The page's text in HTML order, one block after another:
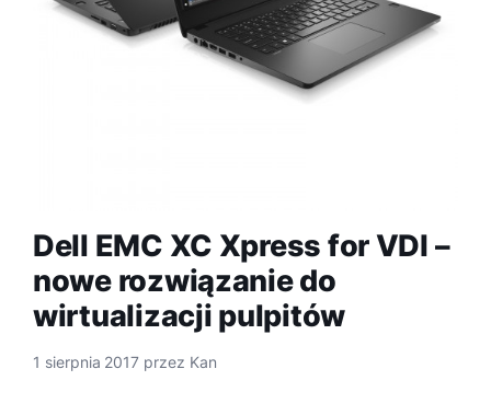
Dell EMC XC Xpress for VDI –
nowe rozwiązanie do
wirtualizacji pulpitów
1 sierpnia 2017 przez Kan